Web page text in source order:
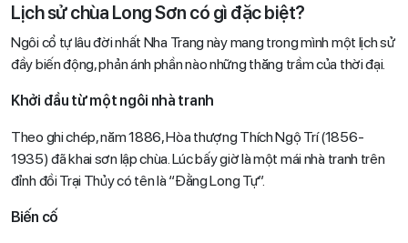
Lịch sử chùa Long Sơn có gì đặc biệt?
Ngôi cổ tự lâu đời nhất Nha Trang này mang trong mình một lịch sử
đầy biến động, phản ánh phần nào những thăng trầm của thời đại.
Khởi đầu từ một ngôi nhà tranh
Theo ghi chép, năm 1886, Hòa thượng Thích Ngộ Trí (1856-
1935) đã khai sơn lập chùa. Lúc bấy giờ là một mái nhà tranh trên
đỉnh đồi Trại Thủy có tên là “Đằng Long Tự”.
Biến cố